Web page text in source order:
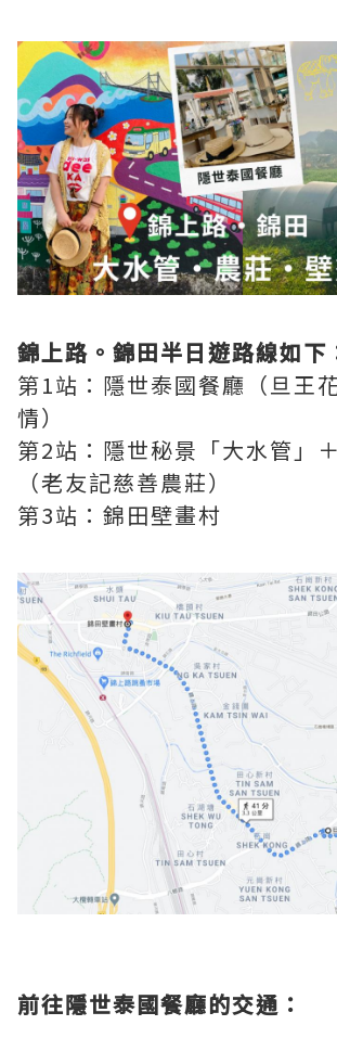
錦上路。錦田半日遊路線如下
第1站：隱世泰國餐廳（旦王
情）
第2站：隱世秘景「大水管」
（老友記慈善農莊）
第3站：錦田壁畫村
前往隱世泰國餐廳的交通：